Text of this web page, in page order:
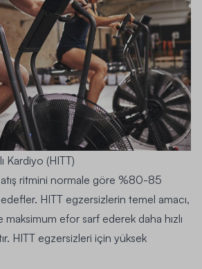
Kardiyo (HITT)
ritmini normale göre %80-85
HITT egzersizlerin temel amacı,
maksimum efor sarf ederek daha hızlı
HITT egzersizleri için yüksek